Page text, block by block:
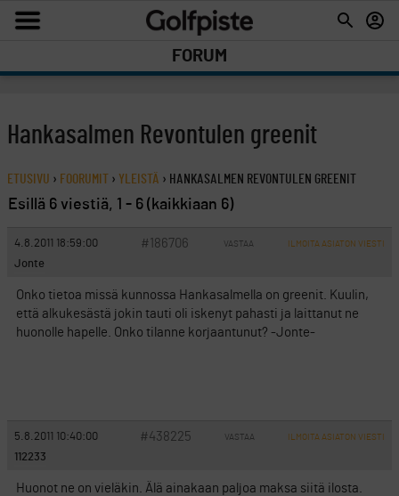
FORUM
Hankasalmen Revontulen greenit
ETUSIVU › FOORUMIT › YLEISTÄ › HANKASALMEN REVONTULEN GREENIT
Esillä 6 viestiä, 1 - 6 (kaikkiaan 6)
4.8.2011 18:59:00 #186706 VASTAA ILMOITA ASIATON VIESTI
Jonte
Onko tietoa missä kunnossa Hankasalmella on greenit. Kuulin,
että alkukesästä jokin tauti oli iskenyt pahasti ja laittanut ne
huonolle hapelle. Onko tilanne korjaantunut? -Jonte-
5.8.2011 10:40:00 #438225 VASTAA ILMOITA ASIATON VIESTI
112233
Huonot ne on vieläkin. Älä ainakaan paljoa maksa siitä ilosta.